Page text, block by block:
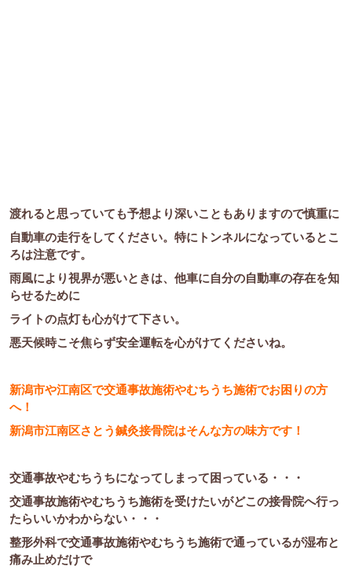
渡れると思っていても予想より深いこともありますので慎重に
自動車の走行をしてください。特にトンネルになっているとこ
ろは注意です。
雨風により視界が悪いときは、他車に自分の自動車の存在を知
らせるために
ライトの点灯も心がけて下さい。
悪天候時こそ焦らず安全運転を心がけてくださいね。
新潟市や江南区で交通事故施術やむちうち施術でお困りの方
へ！
新潟市江南区さとう鍼灸接骨院はそんな方の味方です！
交通事故やむちうちになってしまって困っている・・・
交通事故施術やむちうち施術を受けたいがどこの接骨院へ行っ
たらいいかわからない・・・
整形外科で交通事故施術やむちうち施術で通っているが湿布と
痛み止めだけで